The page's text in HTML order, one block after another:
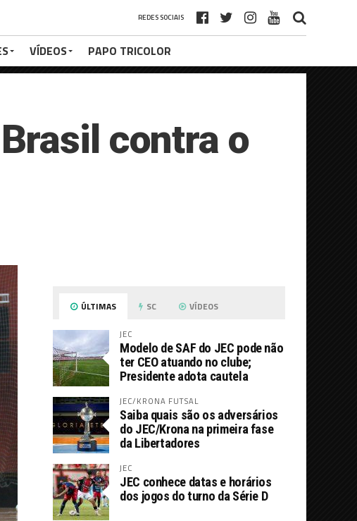
REDES SOCIAIS
VÍDEOS PAPO TRICOLOR
contra o
ÚLTIMAS SC VÍDEOS
JEC
Modelo de SAF do JEC pode não
ter CEO atuando no clube;
Presidente adota cautela
JEC/KRONA FUTSAL
Saiba quais são os adversários
do JEC/Krona na primeira fase
da Libertadores
JEC
JEC conhece datas e horários
dos jogos do turno da Série D